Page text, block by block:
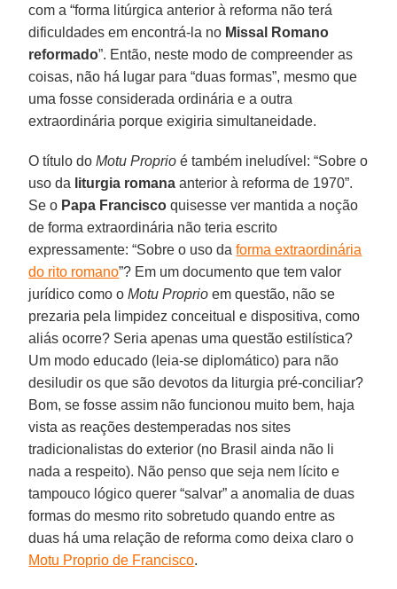
com a “forma litúrgica anterior à reforma não terá
dificuldades em encontrá-la no Missal Romano
reformado”. Então, neste modo de compreender as
coisas, não há lugar para “duas formas”, mesmo que
uma fosse considerada ordinária e a outra
extraordinária porque exigiria simultaneidade.
O título doMotu Proprio é também ineludível: “Sobre o
uso da liturgia romana anterior à reforma de 1970”.
Se o Papa Francisco quisesse ver mantida a noção
de forma extraordinária não teria escrito
expressamente: “Sobre o uso daforma extraordinária
do rito romano”? Em um documento que tem valor
jurídico como oMotu Proprio em questão, não se
prezaria pela limpidez conceitual e dispositiva, como
aliás ocorre? Seria apenas uma questão estilística?
Um modo educado (leia-se diplomático) para não
desiludir os que são devotos da liturgia pré-conciliar?
Bom, se fosse assim não funcionou muito bem, haja
vista as reações destemperadas nos sites
tradicionalistas do exterior (no Brasil ainda não li
nada a respeito). Não penso que seja nem lícito e
tampouco lógico querer “salvar” a anomalia de duas
formas do mesmo rito sobretudo quando entre as
duas há uma relação de reforma como deixa claro o
Motu Proprio de Francisco.